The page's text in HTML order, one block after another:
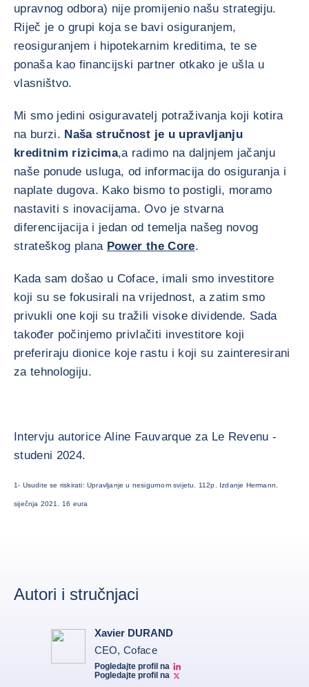
upravnog odbora) nije promijenio našu strategiju.
Riječ je o grupi koja se bavi osiguranjem,
reosiguranjem i hipotekarnim kreditima, te se
ponaša kao financijski partner otkako je ušla u
vlasništvo.
Mi smo jedini osiguravatelj potraživanja koji kotira
na burzi. Naša stručnost je u upravljanju
kreditnim rizicima,a radimo na daljnjem jačanju
naše ponude usluga, od informacija do osiguranja i
naplate dugova. Kako bismo to postigli, moramo
nastaviti s inovacijama. Ovo je stvarna
diferencijacija i jedan od temelja našeg novog
strateškog plana Power the Core.
Kada sam došao u Coface, imali smo investitore
koji su se fokusirali na vrijednost, a zatim smo
privukli one koji su tražili visoke dividende. Sada
također počinjemo privlačiti investitore koji
preferiraju dionice koje rastu i koji su zainteresirani
za tehnologiju.
Intervju autorice Aline Fauvarque za Le Revenu -
studeni 2024.
1- Usudite se riskirati: Upravljanje u nesigurnom svijetu. 112p. Izdanje Hermann.
siječnja 2021. 16 eura
Autori i stručnjaci
Xavier DURAND
CEO, Coface
Pogledajte profil na
Linkedin Xavier Durand
Pogledajte profil na
Xavier Twitter